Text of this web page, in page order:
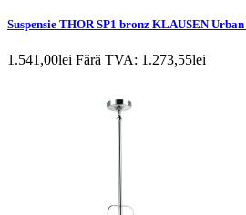
Suspensie THOR SP1 bronz KLAUSEN
1.541,00lei Fără TVA: 1.273,55lei